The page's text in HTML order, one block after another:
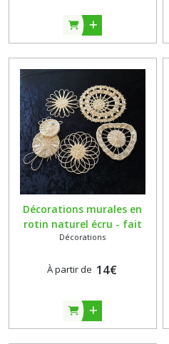
Décorations murales en
rotin naturel écru - fait
main - vendues à l'unité
Décorations
À partir de 14€